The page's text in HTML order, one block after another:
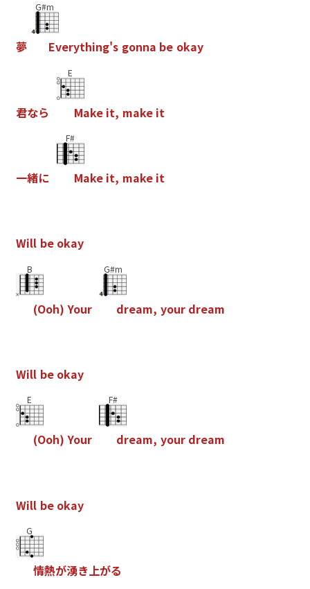
夢
G#m
Everything's gonna be okay
君なら
E
Make it, make it
一緒に
F#
Make it, make it
Will be okay
B
(Ooh) Your
G#m
dream, your dream
Will be okay
E
(Ooh) Your
F#
dream, your dream
Will be okay
G
情熱が湧き上がる